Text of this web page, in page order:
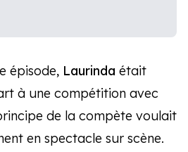
épisode, Laurinda était
à une compétition avec
de la compète voulait
en spectacle sur scène.